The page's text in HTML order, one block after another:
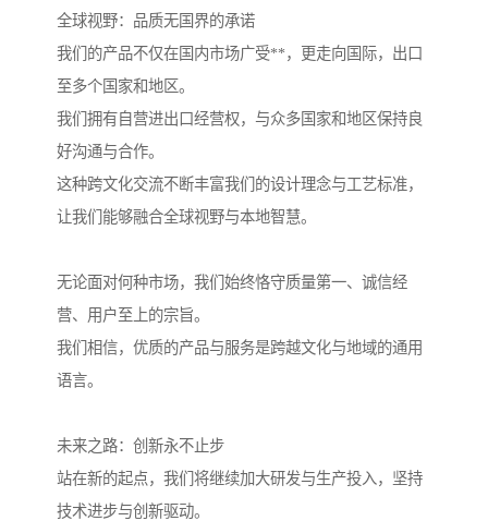
全球视野：品质无国界的承诺
我们的产品不仅在国内市场广受**，更走向国际，出口
至多个国家和地区。
我们拥有自营进出口经营权，与众多国家和地区保持良
好沟通与合作。
这种跨文化交流不断丰富我们的设计理念与工艺标准，
让我们能够融合全球视野与本地智慧。
无论面对何种市场，我们始终恪守质量第一、诚信经
营、用户至上的宗旨。
我们相信，优质的产品与服务是跨越文化与地域的通用
语言。
未来之路：创新永不止步
站在新的起点，我们将继续加大研发与生产投入，坚持
技术进步与创新驱动。